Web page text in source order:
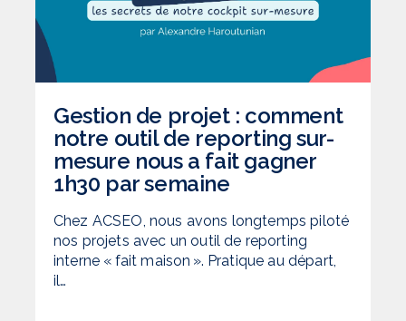
Gestion de projet : comment
notre outil de reporting sur-
mesure nous a fait gagner
1h30 par semaine
Chez ACSEO, nous avons longtemps piloté
nos projets avec un outil de reporting
interne « fait maison ». Pratique au départ,
il…